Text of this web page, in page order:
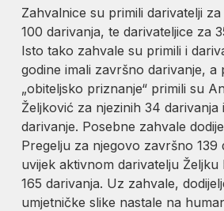
Zahvalnice su primili darivatelji
100 darivanja, te darivateljice za
Isto tako zahvale su primili i
godine imali završno darivanje, a
„obiteljsko priznanje“ primili su
Željković za njezinih 34 darivanja
darivanje. Posebne zahvale
Pregelju za njegovo završno 139
uvijek aktivnom darivatelju Željku
165 darivanja. Uz zahvale,
umjetničke slike nastale na